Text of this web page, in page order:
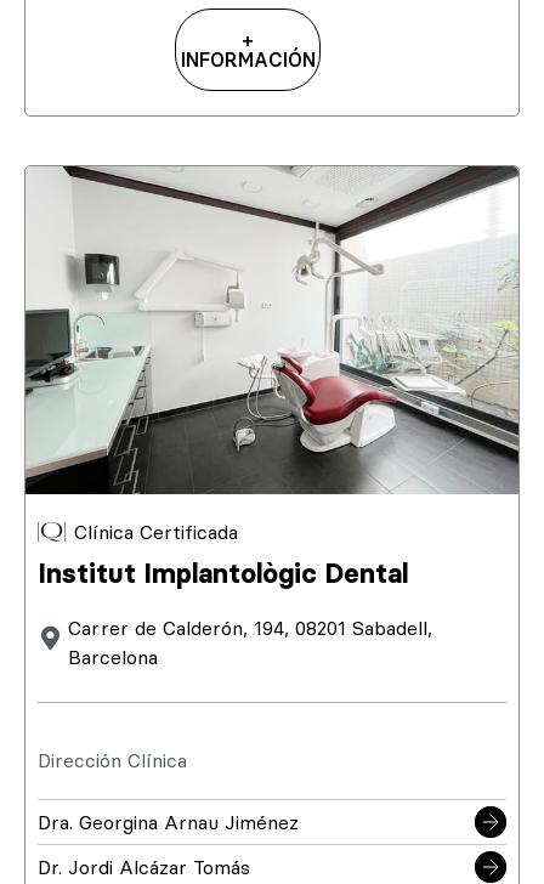
+
INFORMACIÓN
Clínica Certificada
Institut Implantològic Dental
Carrer de Calderón, 194, 08201 Sabadell,
Barcelona
Dirección Clínica
Dra. Georgina Arnau Jiménez
Dr. Jordi Alcázar Tomás